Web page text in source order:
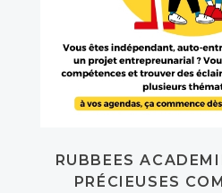
RUBBEES
PRÉCIEUSES